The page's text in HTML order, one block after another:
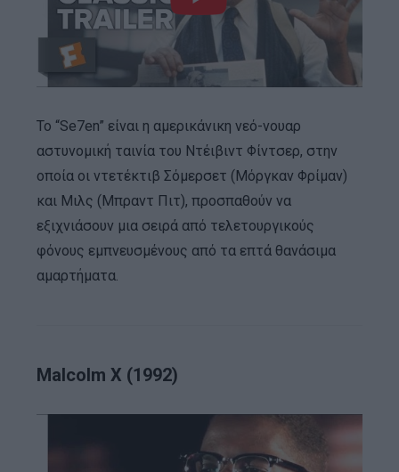
Το “Se7en” είναι η αμερικάνικη νεό-νουαρ
αστυνομική ταινία του Ντέιβιντ Φίντσερ, στην
οποία οι ντετέκτιβ Σόμερσετ (Μόργκαν Φρίμαν)
και Μιλς (Μπραντ Πιτ), προσπαθούν να
εξιχνιάσουν μια σειρά από τελετουργικούς
φόνους εμπνευσμένους από τα επτά θανάσιμα
αμαρτήματα.
Malcolm X (1992)